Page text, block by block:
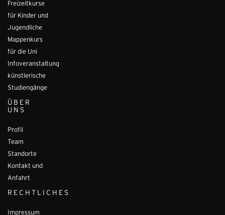
Freizeitkurse
für Kinder und
Jugendliche
Mappenkurs
für die Uni
Infoveranstaltung
künstlerische
Studiengänge
ÜBER
UNS
Profil
Team
Standorte
Kontakt und
Anfahrt
RECHTLICHES
Impressum